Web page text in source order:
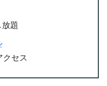
題
セス